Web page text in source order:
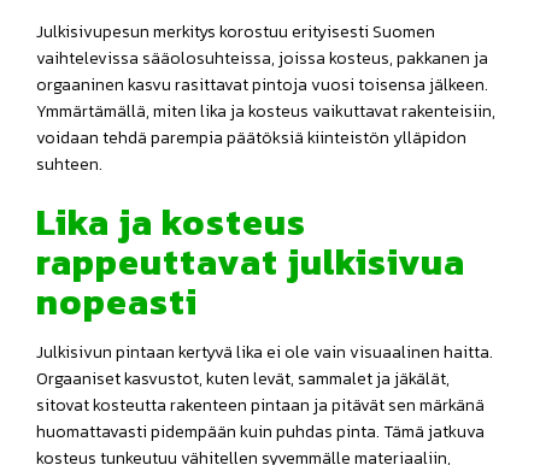
Julkisivupesun merkitys korostuu erityisesti Suomen
vaihtelevissa sääolosuhteissa, joissa kosteus, pakkanen ja
orgaaninen kasvu rasittavat pintoja vuosi toisensa jälkeen.
Ymmärtämällä, miten lika ja kosteus vaikuttavat rakenteisiin,
voidaan tehdä parempia päätöksiä kiinteistön ylläpidon
suhteen.
Lika ja kosteus
rappeuttavat julkisivua
nopeasti
Julkisivun pintaan kertyvä lika ei ole vain visuaalinen haitta.
Orgaaniset kasvustot, kuten levät, sammalet ja jäkälät,
sitovat kosteutta rakenteen pintaan ja pitävät sen märkänä
huomattavasti pidempään kuin puhdas pinta. Tämä jatkuva
kosteus tunkeutuu vähitellen syvemmälle materiaaliin,